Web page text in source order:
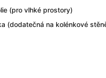
(pro vlhké prostory)
(dodatečná na kolénkové